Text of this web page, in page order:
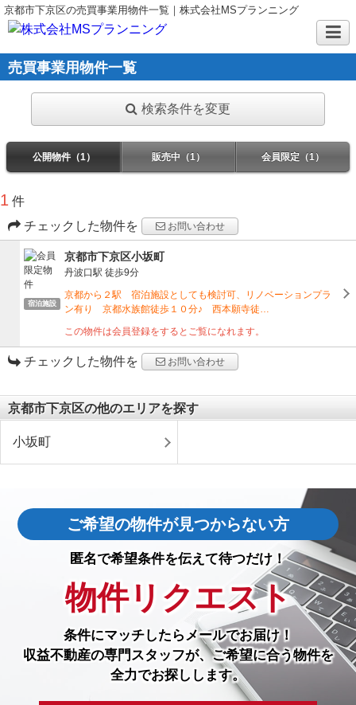
京都市下京区の売買事業用物件一覧｜株式会社MSプランニング
売買事業用物件一覧
検索条件を変更
公開物件（1） 販売中（1） 会員限定（1）
1 件
チェックした物件を
お問い合わせ
宿泊施設
京都市下京区小坂町
丹波口駅 徒歩9分
京都から２駅 宿泊施設としても検討可、リノベーションプラ
ン有り 京都水族館徒歩１０分♪ 西本願寺徒…
この物件は会員登録をするとご覧になれます。
チェックした物件を お問い合わせ
京都市下京区の他のエリアを探す
小坂町
ご希望の物件が見つからない方
匿名で希望条件を伝えて待つだけ！
物件リクエスト
条件にマッチしたら メールでお届け！
収益不動産の専門スタッフが、ご希望に合う物件を
全力でお探しします。